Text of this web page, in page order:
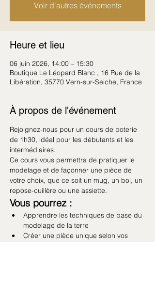
Voir d'autres événements
Heure et lieu
06 juin 2026, 14:00 – 15:30
Boutique Le Léopard Blanc , 16 Rue de la
Libération, 35770 Vern-sur-Seiche, France
À propos de l'événement
Rejoignez-nous pour un cours de poterie
de 1h30, idéal pour les débutants et les
intermédiaires.
Ce cours vous permettra de pratiquer le
modelage et de façonner une pièce de
votre choix, que ce soit un mug, un bol, un
repose-cuillère ou une assiette.
Vous pourrez :
Apprendre les techniques de base du
modelage de la terre
Créer une pièce unique selon vos